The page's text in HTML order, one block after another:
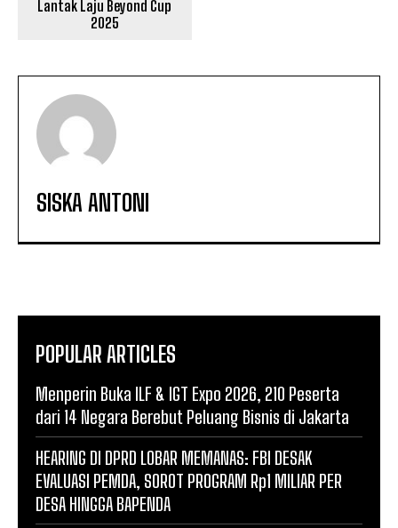
Lantak Laju Beyond Cup
2025
SISKA ANTONI
POPULAR ARTICLES
Menperin Buka ILF & IGT Expo 2026, 210 Peserta
dari 14 Negara Berebut Peluang Bisnis di Jakarta
HEARING DI DPRD LOBAR MEMANAS: FBI DESAK
EVALUASI PEMDA, SOROT PROGRAM Rp1 MILIAR PER
DESA HINGGA BAPENDA